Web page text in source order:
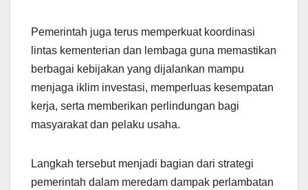
Pemerintah juga terus memperkuat koordinasi
lintas kementerian dan lembaga guna memastikan
berbagai kebijakan yang dijalankan mampu
menjaga iklim investasi, memperluas kesempatan
kerja, serta memberikan perlindungan bagi
masyarakat dan pelaku usaha.
Langkah tersebut menjadi bagian dari strategi
pemerintah dalam meredam dampak perlambatan